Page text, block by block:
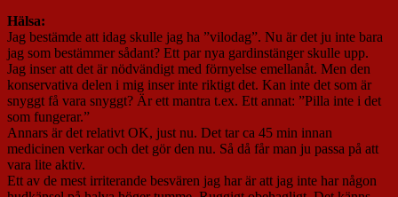
Hälsa:
Jag bestämde att idag skulle jag ha ”vilodag”. Nu är det ju inte bara
jag som bestämmer sådant? Ett par nya gardinstänger skulle upp.
Jag inser att det är nödvändigt med förnyelse emellanåt. Men den
konservativa delen i mig inser inte riktigt det. Kan inte det som är
snyggt få vara snyggt? Är ett mantra t.ex. Ett annat: ”Pilla inte i det
som fungerar.”
Annars är det relativt OK, just nu. Det tar ca 45 min innan
medicinen verkar och det gör den nu. Så då får man ju passa på att
vara lite aktiv.
Ett av de mest irriterande besvären jag har är att jag inte har någon